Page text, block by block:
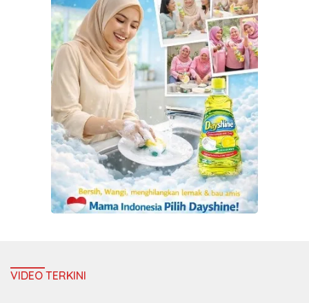
VIDEO TERKINI